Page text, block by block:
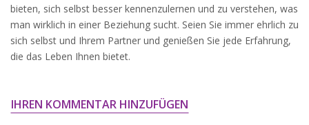
bieten, sich selbst besser kennenzulernen und zu verstehen, was
man wirklich in einer Beziehung sucht. Seien Sie immer ehrlich zu
sich selbst und Ihrem Partner und genießen Sie jede Erfahrung,
die das Leben Ihnen bietet.
IHREN KOMMENTAR HINZUFÜGEN